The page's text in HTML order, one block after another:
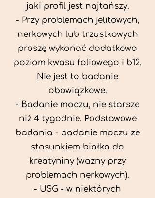
jaki profil jest najtańszy.
- Przy problemach jelitowych,
nerkowych lub trzustkowych
proszę wykonać dodatkowo
poziom kwasu foliowego i b12.
Nie jest to badanie
obowiązkowe.
- Badanie moczu, nie starsze
niż 4 tygodnie. Podstawowe
badania - badanie moczu ze
stosunkiem białka do
kreatyniny (wazny przy
problemach nerkowych).
- USG - w niektórych